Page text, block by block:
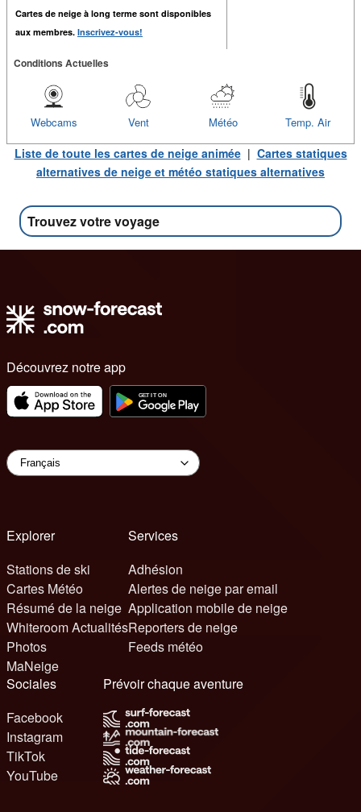
Cartes de neige à long terme sont disponibles
aux membres. Inscrivez-vous!
Conditions Actuelles
Temp. Air
Météo
Vent
Webcams
Liste de toute les cartes de neige animée| Cartes statiques
alternatives de neige et météo statiques alternatives
Trouvez votre voyage
Découvrez notre app
Explorer
Stations de ski
Cartes Météo
Résumé de la neige
Whiteroom Actualités
Photos
MaNeige
Services
Adhésion
Alertes de neige par email
Application mobile de neige
Reporters de neige
Feeds météo
Sociales
Facebook
Instagram
TikTok
YouTube
Prévoir chaque aventure